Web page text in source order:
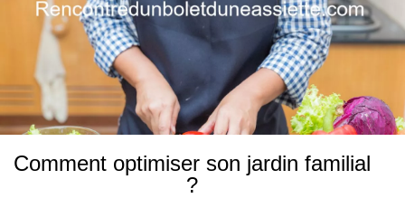
Comment optimiser son jardin familial
?